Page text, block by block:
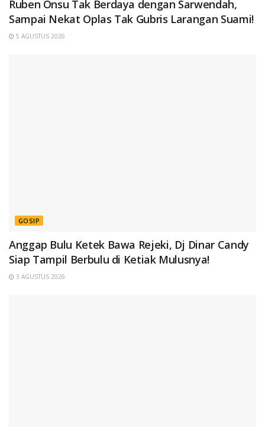
Ruben Onsu Tak Berdaya dengan Sarwendah,
Sampai Nekat Oplas Tak Gubris Larangan Suami!
5 AGUSTUS 2026
GOSIP
Anggap Bulu Ketek Bawa Rejeki, Dj Dinar Candy
Siap Tampil Berbulu di Ketiak Mulusnya!
3 AGUSTUS 2026